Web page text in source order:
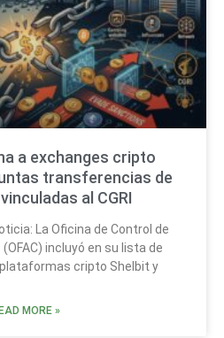
a exchanges cripto
transferencias de
al CGRI
La Oficina de Control de
incluyó en su lista de
cripto Shelbit y
MORE »